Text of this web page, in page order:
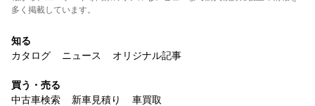
多く掲載しています。
知る
カタログ
ニュース オリジナル記事
買う・売る
中古車検索
新車見積り 車買取